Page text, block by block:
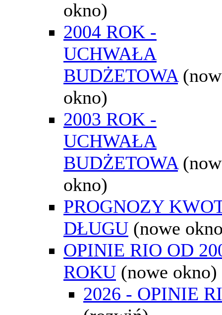
okno)
2004 ROK -
UCHWAŁA
BUDŻETOWA
okno)
2003 ROK -
UCHWAŁA
BUDŻETOWA
okno)
PROGNOZY
DŁUGU (nowe
OPINIE RIO OD
ROKU (nowe okno)
2026 - OPINIE